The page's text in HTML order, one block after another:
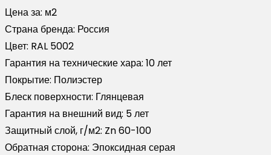
Цена за: м2
Страна бренда: Россия
Цвет: RAL 5002
Гарантия на технические хара: 10 лет
Покрытие: Полиэстер
Блеск поверхности: Глянцевая
Гарантия на внешний вид: 5 лет
Защитный слой, г/м2: Zn 60-100
Обратная сторона: Эпоксидная серая